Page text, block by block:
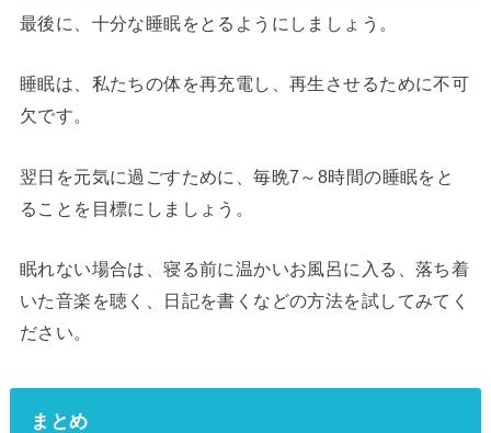
最後に、十分な睡眠をとるようにしましょう。
睡眠は、私たちの体を再充電し、再生させるために不可
欠です。
翌日を元気に過ごすために、毎晩7～8時間の睡眠をと
ることを目標にしましょう。
眠れない場合は、寝る前に温かいお風呂に入る、落ち着
いた音楽を聴く、日記を書くなどの方法を試してみてく
ださい。
まとめ